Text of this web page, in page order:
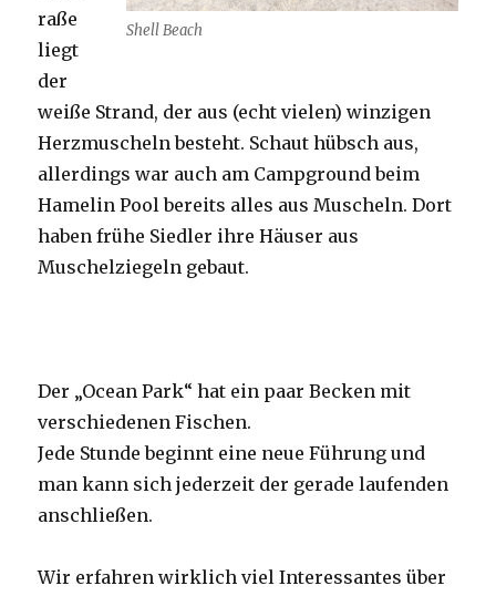
Shell Beach
raße
liegt
der
weiße Strand, der aus (echt vielen) winzigen
Herzmuscheln besteht. Schaut hübsch aus,
allerdings war auch am Campground beim
Hamelin Pool bereits alles aus Muscheln. Dort
haben frühe Siedler ihre Häuser aus
Muschelziegeln gebaut.
Der „Ocean Park“ hat ein paar Becken mit
verschiedenen Fischen.
Jede Stunde beginnt eine neue Führung und
man kann sich jederzeit der gerade laufenden
anschließen.
Wir erfahren wirklich viel Interessantes über